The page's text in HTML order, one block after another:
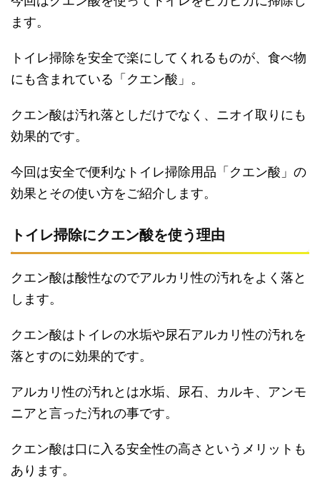
ます。
トイレ掃除を安全で楽にしてくれるものが、食べ物
にも含まれている「クエン酸」。
クエン酸は汚れ落としだけでなく、ニオイ取りにも
効果的です。
今回は安全で便利なトイレ掃除用品「クエン酸」の
効果とその使い方をご紹介します。
トイレ掃除にクエン酸を使う理由
クエン酸は酸性なのでアルカリ性の汚れをよく落と
します。
クエン酸はトイレの水垢や尿石アルカリ性の汚れを
落とすのに効果的です。
アルカリ性の汚れとは水垢、尿石、カルキ、アンモ
ニアと言った汚れの事です。
クエン酸は口に入る安全性の高さというメリットも
あります。